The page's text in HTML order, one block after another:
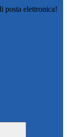
posta elettronica!